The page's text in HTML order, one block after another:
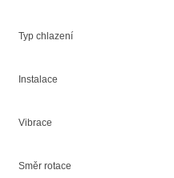
Typ chlazení
Instalace
Vibrace
Směr rotace